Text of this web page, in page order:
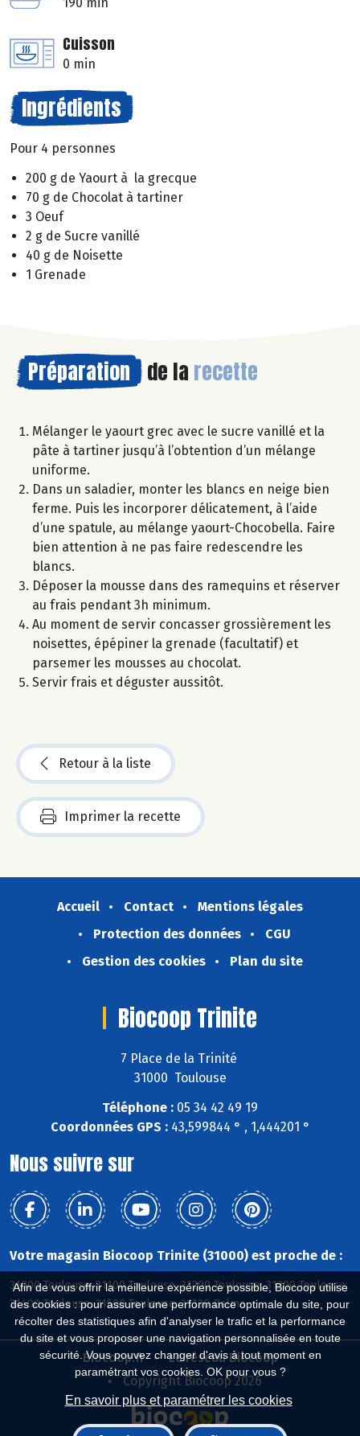
Afin de vous offrir la meilleure expérience possible, Biocoop utilise
des cookies : pour assurer une performance optimale du site, pour
récolter des statistiques afin d'analyser le trafic et la performance
du site et vous proposer une navigation personnalisée en toute
sécurité. Vous pouvez changer d'avis à tout moment en
paramétrant vos cookies. OK pour vous ?
En savoir plus et paramétrer les cookies
Cuisson
0 min
Ingrédients
Pour 4 personnes
200 g de Yaourt à la grecque
70 g de Chocolat à tartiner
3 Oeuf
2 g de Sucre vanillé
40 g de Noisette
1 Grenade
Préparation de la recette
Mélanger le yaourt grec avec le sucre vanillé et la
pâte à tartiner jusqu’à l’obtention d’un mélange
uniforme.
Dans un saladier, monter les blancs en neige bien
ferme. Puis les incorporer délicatement, à l’aide
d’une spatule, au mélange yaourt-Chocobella. Faire
bien attention à ne pas faire redescendre les
blancs.
Déposer la mousse dans des ramequins et réserver
au frais pendant 3h minimum.
Au moment de servir concasser grossièrement les
noisettes, épépiner la grenade (facultatif) et
parsemer les mousses au chocolat.
Servir frais et déguster aussitôt.
Retour à la liste
Imprimer la recette
Accueil Contact
Mentions légales
Protection des données
CGU
Gestion des cookies
Plan du site
Biocoop Trinite
7 Place de la Trinité
31000 Toulouse
Téléphone : 05 34 42 49 19
Coordonnées GPS :43,599844 ° , 1,444201 °
Nous suivre sur
Votre magasin Biocoop Trinite (31000) est proche de :
31000 Toulouse, 31100 Toulouse, 31200 Toulouse, 31300 Toulouse,
31400 Toulouse, 31500 Toulouse, 31130 Balma
Biocoop.fr
Le réseau Biocoop
Copyright Biocoop 2026